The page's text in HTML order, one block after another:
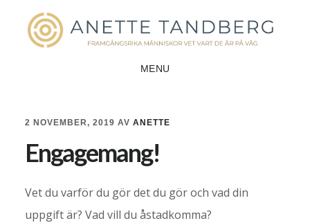
MENU
2 NOVEMBER, 2019 AV ANETTE
Engagemang!
Vet du varför du gör det du gör och vad din
uppgift är? Vad vill du åstadkomma?